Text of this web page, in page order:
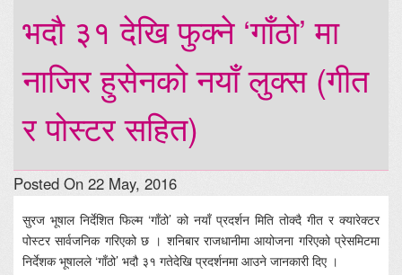
भदौ ३१ देखि फुक्ने ‘गाँठो’ मा
नाजिर हुसेनको नयाँ लुक्स (गीत
र पोस्टर सहित)
Posted On 22 May, 2016
सुरज भूषाल निर्देशित फिल्म ‘गाँठो’ को नयाँ प्रदर्शन मिति तोक्दै गीत र क्यारेक्टर
पोस्टर सार्वजनिक गरिएको छ । शनिबार राजधानीमा आयोजना गरिएको प्रेसमिटमा
निर्देशक भूषालले ‘गाँठो’ भदौ ३१ गतेदेखि प्रदर्शनमा आउने जानकारी दिए ।